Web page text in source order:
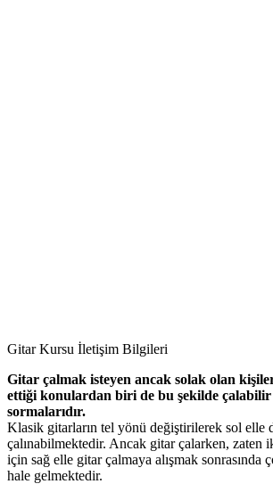
Gitar Kursu İletişim Bilgileri
Gitar çalmak isteyen ancak solak olan
ettiği konulardan biri de bu şekilde
sormalarıdır.
Klasik gitarların tel yönü değiştirilerek sol elle
çalınabilmektedir. Ancak gitar çalarken, zaten
için sağ elle gitar çalmaya alışmak sonrasında
hale gelmektedir.